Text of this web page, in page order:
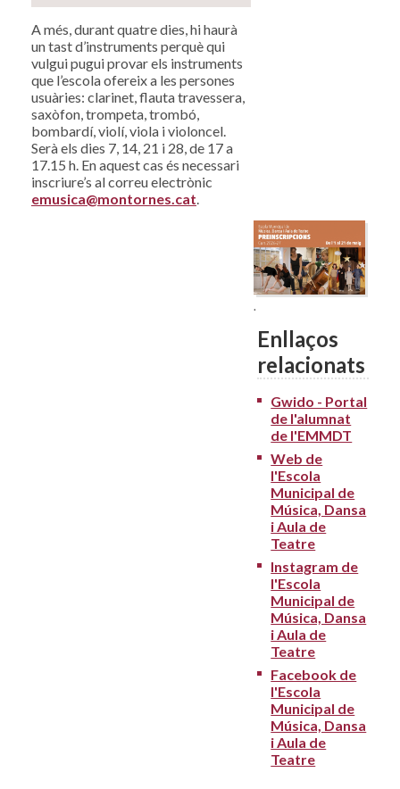
A més, durant quatre dies, hi haurà
un tast d’instruments perquè qui
vulgui pugui provar els instruments
que l’escola ofereix a les persones
usuàries: clarinet, flauta travessera,
saxòfon, trompeta, trombó,
bombardí, violí, viola i violoncel.
Serà els dies 7, 14, 21 i 28, de 17 a
17.15 h. En aquest cas és necessari
inscriure’s al correu electrònic
emusica@montornes.cat.
.
Enllaços
relacionats
Gwido - Portal
de l'alumnat
de l'EMMDT
Web de
l'Escola
Municipal de
Música, Dansa
i Aula de
Teatre
Instagram de
l'Escola
Municipal de
Música, Dansa
i Aula de
Teatre
Facebook de
l'Escola
Municipal de
Música, Dansa
i Aula de
Teatre